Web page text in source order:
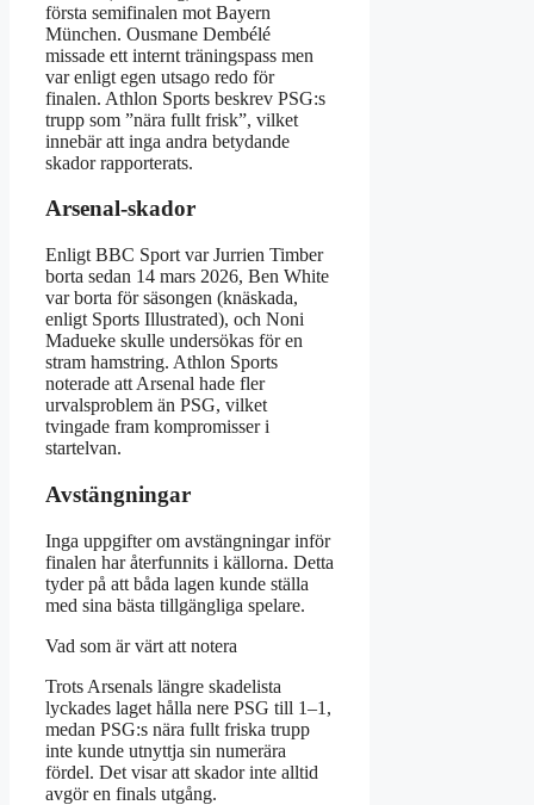
första semifinalen mot Bayern
München. Ousmane Dembélé
missade ett internt träningspass men
var enligt egen utsago redo för
finalen. Athlon Sports beskrev PSG:s
trupp som ”nära fullt frisk”, vilket
innebär att inga andra betydande
skador rapporterats.
Arsenal-skador
Enligt BBC Sport var Jurrien Timber
borta sedan 14 mars 2026, Ben White
var borta för säsongen (knäskada,
enligt Sports Illustrated), och Noni
Madueke skulle undersökas för en
stram hamstring. Athlon Sports
noterade att Arsenal hade fler
urvalsproblem än PSG, vilket
tvingade fram kompromisser i
startelvan.
Avstängningar
Inga uppgifter om avstängningar inför
finalen har återfunnits i källorna. Detta
tyder på att båda lagen kunde ställa
med sina bästa tillgängliga spelare.
Vad som är värt att notera
Trots Arsenals längre skadelista
lyckades laget hålla nere PSG till 1–1,
medan PSG:s nära fullt friska trupp
inte kunde utnyttja sin numerära
fördel. Det visar att skador inte alltid
avgör en finals utgång.